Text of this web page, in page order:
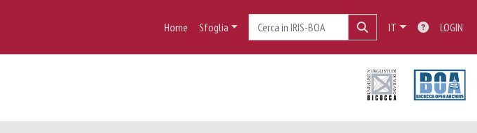
Home Sfoglia IT LOGIN